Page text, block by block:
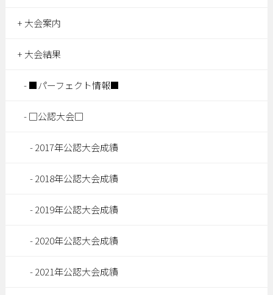
大会案内
大会結果
■パーフェクト情報■
□公認大会□
2017年公認大会成績
2018年公認大会成績
2019年公認大会成績
2020年公認大会成績
2021年公認大会成績